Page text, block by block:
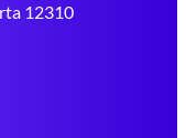
12310